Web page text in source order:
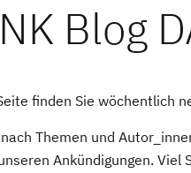
Blog
finden Sie wöchentlich
Themen und
Ankündigungen. Viel